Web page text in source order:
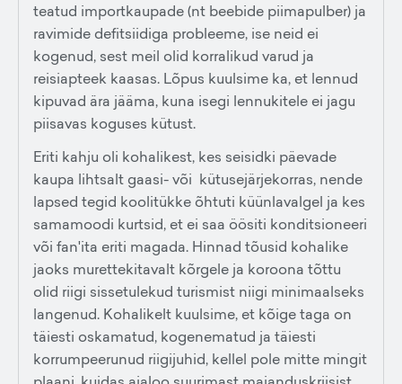
teatud importkaupade (nt beebide piimapulber) ja
ravimide defitsiidiga probleeme, ise neid ei
kogenud, sest meil olid korralikud varud ja
reisiapteek kaasas. Lõpus kuulsime ka, et lennud
kipuvad ära jääma, kuna isegi lennukitele ei jagu
piisavas koguses kütust.
Eriti kahju oli kohalikest, kes seisidki päevade
kaupa lihtsalt gaasi- või kütusejärjekorras, nende
lapsed tegid koolitükke õhtuti küünlavalgel ja kes
samamoodi kurtsid, et ei saa öösiti konditsioneeri
või fan'ita eriti magada. Hinnad tõusid kohalike
jaoks murettekitavalt kõrgele ja koroona tõttu
olid riigi sissetulekud turismist niigi minimaalseks
langenud. Kohalikelt kuulsime, et kõige taga on
täiesti oskamatud, kogenematud ja täiesti
korrumpeerunud riigijuhid, kellel pole mitte mingit